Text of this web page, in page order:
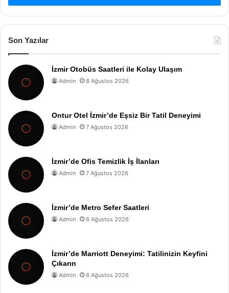
Son Yazılar
İzmir Otobüs Saatleri ile Kolay Ulaşım
Admin 8 Ağustos 2026
Ontur Otel İzmir’de Eşsiz Bir Tatil Deneyimi
Admin 7 Ağustos 2026
İzmir’de Ofis Temizlik İş İlanları
Admin 7 Ağustos 2026
İzmir’de Metro Sefer Saatleri
Admin 6 Ağustos 2026
İzmir’de Marriott Deneyimi: Tatilinizin Keyfini
Çıkarın
Admin 6 Ağustos 2026